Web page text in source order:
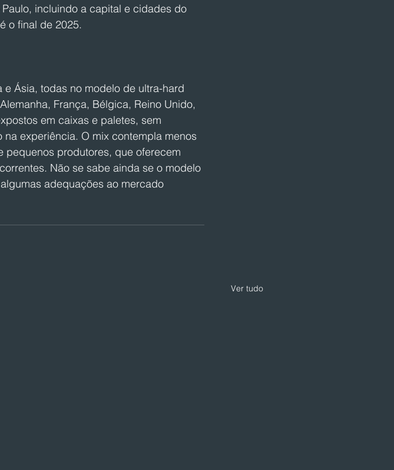
incluindo a capital e cidades do
o final de 2025.
e Ásia, todas no modelo de ultra-hard
França, Bélgica, Reino Unido,
em caixas e paletes, sem
experiência. O mix contempla menos
pequenos produtores, que oferecem
Não se sabe ainda se o modelo
adequações ao mercado
Ver tudo